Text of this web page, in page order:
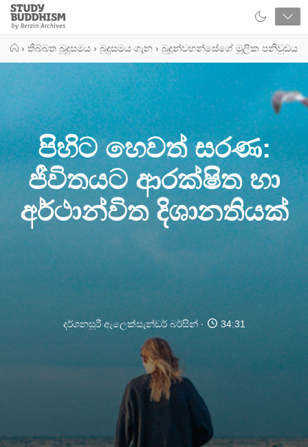
Close
Study
Buddhism
› තිබ්බත බුදුසමය › බුදුසමය ගැන › බුදුන්වහන්සේගේ මූලික පනිවුඩය
පිහිට හෙවත් සරණ:
ජීවිතයට ආරක්ෂිත හා
අර්ථාන්විත දිශානතියක්
දර්ශනසූරී ඇලෙක්සැන්ඩර් බර්සින් 34:31